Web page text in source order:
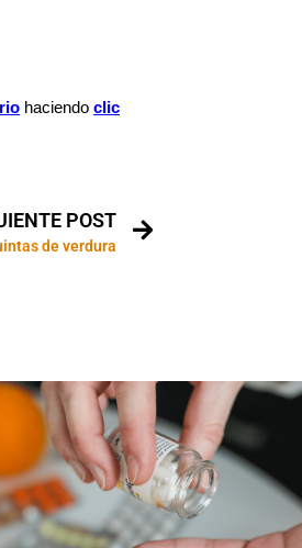
haciendo clic
POST
de verdura